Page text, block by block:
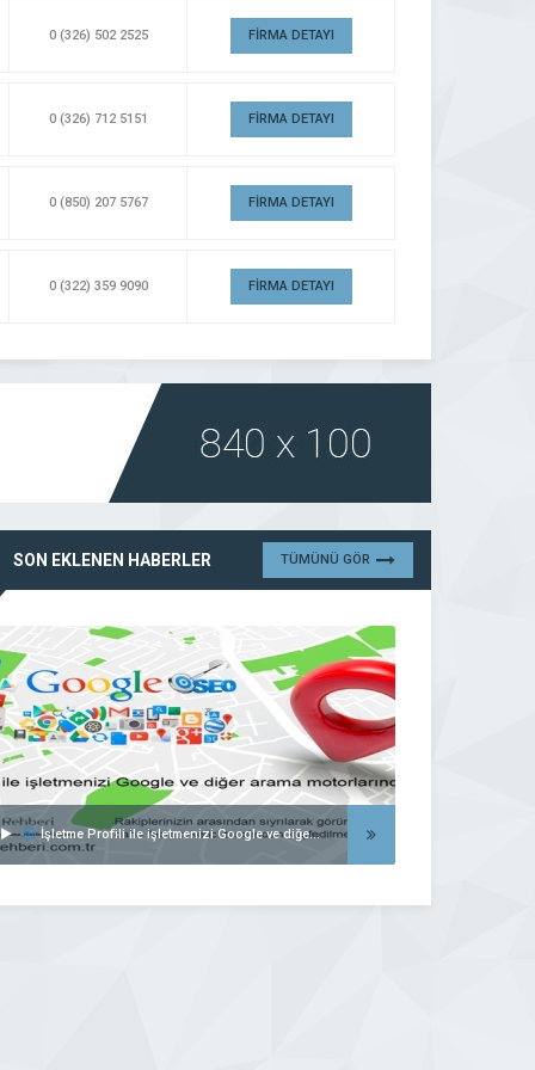
0 (326) 502 2525 FİRMA DETAYI
0 (326) 712 5151 FİRMA DETAYI
0 (850) 207 5767 FİRMA DETAYI
0 (322) 359 9090 FİRMA DETAYI
SON EKLENEN HABERLER TÜMÜNÜ GÖR
İşletme Profili ile işletmenizi Google ve diğer arama motorlarında listeleyin..